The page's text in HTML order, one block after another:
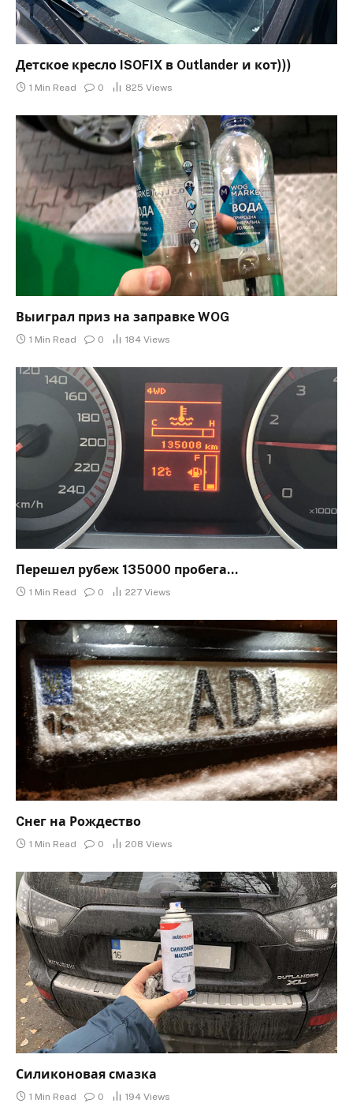
Детское кресло ISOFIX в Outlander и кот)))
1 Min Read 0 825 Views
Выиграл приз на заправке WOG
1 Min Read 0 184 Views
Перешел рубеж 135000 пробега…
1 Min Read 0 227 Views
Cнег на Рождество
1 Min Read 0 208 Views
Силиконовая смазка
1 Min Read 0 194 Views